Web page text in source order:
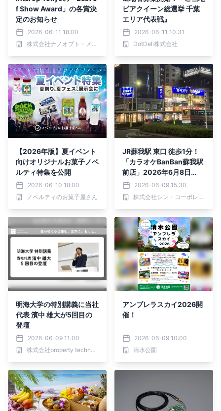
f Show Award」の各賞決
定のお知らせ
2026-06-11 18:00
株式会社ナノオプト・メディア
ビアクイーン総選挙 千葉
エリア代表戦』
2026-06-11 10:31
DotDeli株式会社
【2026年版】夏イベント
向けオリジナルお菓子ノベ
ルティ特集を公開
2026-06-10 18:00
ノベルティのお菓子屋さん
JR蘇我駅 東口 徒歩1分！
「カラオケBanBan蘇我駅
前店」2026年6月8日
（月）リニューアル！
2026-06-09 15:30
株式会社シン・コーポレーション
明海大学の特別講義に当社
代表 濱中 雄大が5回目の
登壇
2026-06-09 11:00
株式会社property technologies
アンブレラスカイ2026開
催！
2026-06-09 10:00
清水公園